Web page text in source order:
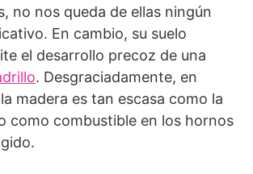
no nos queda de ellas ningún
En cambio, su suelo
el desarrollo precoz de una
. Desgraciadamente, en
made­ra es tan escasa como la
como combustible en los hornos